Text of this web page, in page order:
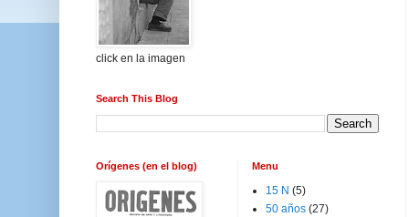
click en la imagen
Search This Blog
Orígenes (en el blog) Menu
15 N (5)
50 años (27)